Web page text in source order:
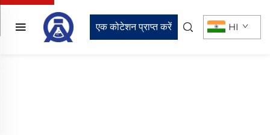
एक कोटेशन प्राप्त करें HI